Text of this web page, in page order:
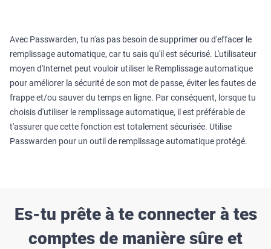
Avec Passwarden, tu n'as pas besoin de supprimer ou d'effacer le
remplissage automatique, car tu sais qu'il est sécurisé. L'utilisateur
moyen d'Internet peut vouloir utiliser le Remplissage automatique
pour améliorer la sécurité de son mot de passe, éviter les fautes de
frappe et/ou sauver du temps en ligne. Par conséquent, lorsque tu
choisis d'utiliser le remplissage automatique, il est préférable de
t'assurer que cette fonction est totalement sécurisée. Utilise
Passwarden pour un outil de remplissage automatique protégé.
Es-tu prête à te connecter à tes
comptes de manière sûre et